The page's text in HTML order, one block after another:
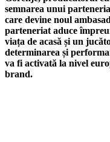
semnarea unui
care devine noul
parteneriat aduce
viața de acasă și un
determinarea și
va fi activată la nivel
brand.